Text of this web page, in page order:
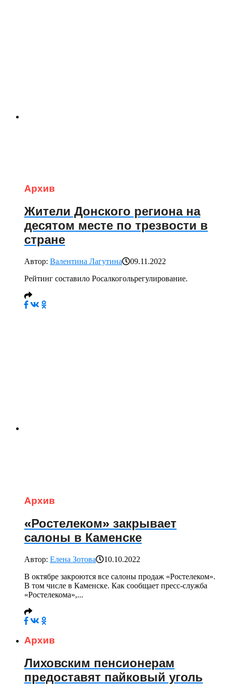
Архив
Жители Донского региона на
десятом месте по трезвости в
стране
Автор: Валентина Лагутина
09.11.2022
Рейтинг составило Росалкогольрегулирование.
Архив
«Ростелеком» закрывает
салоны в Каменске
Автор: Елена Зотова
10.10.2022
В октябре закроются все салоны продаж «Ростелеком».
В том числе в Каменске. Как сообщает пресс-служба
«Ростелекома»,...
Архив
Лиховским пенсионерам
предоставят пайковый уголь